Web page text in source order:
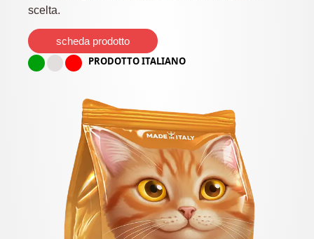
scelta.
scheda prodotto